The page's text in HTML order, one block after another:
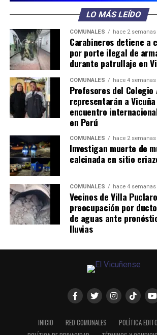
LO MÁS LEÍDO
COMUNALES hace 2 semanas
Carabineros detiene a
por porte ilegal de
durante patrullaje en
COMUNALES hace 4 semanas
Profesores del Colegio
representarán a
encuentro
en Perú
COMUNALES hace 2 semanas
Investigan muerte de
calcinada en sitio
COMUNALES hace 4 semanas
Vecinos de Villa
preocupación por
de aguas ante
lluvias
INICIO RED COMUNALES
POLÍTICA